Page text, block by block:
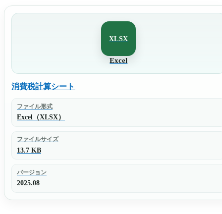
XLSX
Excel
消費税計算シート
ファイル形式
Excel（XLSX）
ファイルサイズ
13.7 KB
バージョン
2025.08